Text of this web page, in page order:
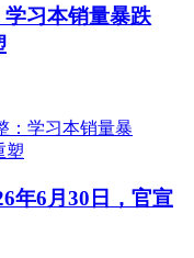
习本销量暴跌
年6月30日，官宣